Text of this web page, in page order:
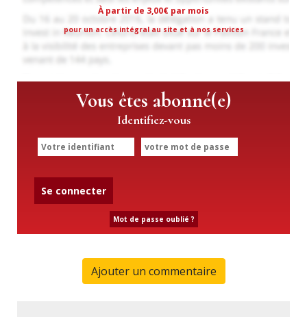
À partir de 3,00€ par mois
pour un accès intégral au site et à nos services
Vous êtes abonné(e)
Identifiez-vous
Se connecter
Mot de passe oublié ?
Ajouter un commentaire